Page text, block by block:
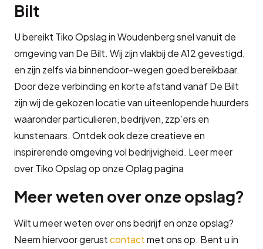
Bilt
U bereikt Tiko Opslag in Woudenberg snel vanuit de
omgeving van De Bilt. Wij zijn vlakbij de A12 gevestigd,
en zijn zelfs via binnendoor-wegen goed bereikbaar.
Door deze verbinding en korte afstand vanaf De Bilt
zijn wij de gekozen locatie van uiteenlopende huurders
waaronder particulieren, bedrijven, zzp’ers en
kunstenaars. Ontdek ook deze creatieve en
inspirerende omgeving vol bedrijvigheid. Leer meer
over Tiko Opslag op onze Oplag pagina
Meer weten over onze opslag?
Wilt u meer weten over ons bedrijf en onze opslag?
Neem hiervoor gerustcontactmet ons op. Bent u in